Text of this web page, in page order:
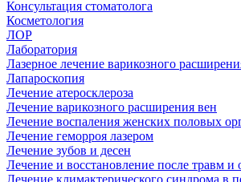
Консультация стоматолога
Косметология
ЛОР
Лаборатория
Лазерное лечение варикозного
Лапароскопия
Лечение атеросклероза
Лечение варикозного расширения вен
Лечение воспаления женских половых
Лечение геморроя лазером
Лечение зубов и десен
Лечение и восстановление после травм и
Лечение климактерического синдрома в